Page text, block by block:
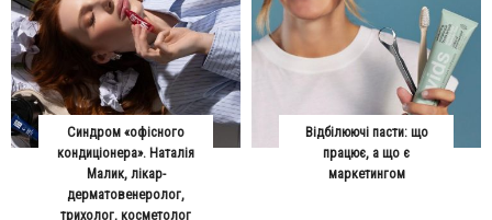
Синдром «офісного
кондиціонера». Наталія
Малик, лікар-
дерматовенеролог,
трихолог, косметолог
Відбілюючі пасти: що
працює, а що є
маркетингом